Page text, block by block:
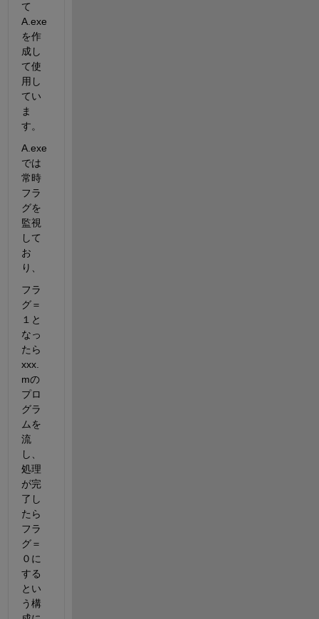
て
A.exe
を作
成し
て使
用し
てい
ま
す。
A.exe
では
常時
フラ
グを
監視
して
お
り、
フラ
グ＝
１と
なっ
たら
xxx.
mの
プロ
グラ
ムを
流
し、
処理
が完
了し
たら
フラ
グ＝
０に
する
とい
う構